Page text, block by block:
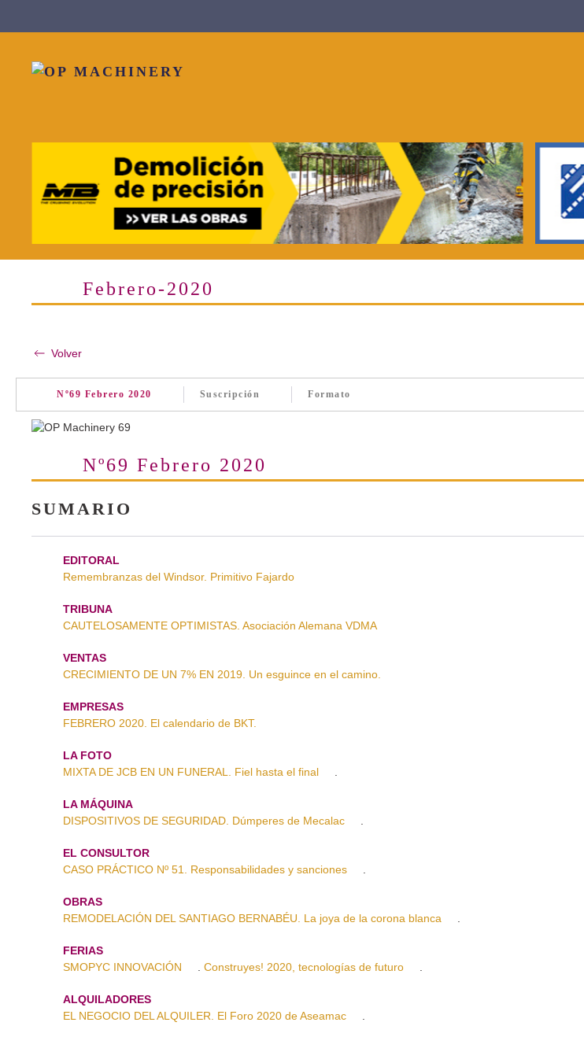
Febrero-2020
Volver
Nº69 Febrero 2020 Suscripción Formato
Nº69 Febrero 2020
SUMARIO
EDITORAL
Remembranzas del Windsor. Primitivo Fajardo
TRIBUNA
CAUTELOSAMENTE OPTIMISTAS. Asociación Alemana VDMA
VENTAS
CRECIMIENTO DE UN 7% EN 2019. Un esguince en el camino.
EMPRESAS
FEBRERO 2020. El calendario de BKT.
LA FOTO
MIXTA DE JCB EN UN FUNERAL. Fiel hasta el final
.
LA MÁQUINA
DISPOSITIVOS DE SEGURIDAD. Dúmperes de Mecalac
.
EL CONSULTOR
CASO PRÁCTICO Nº 51. Responsabilidades y sanciones
.
OBRAS
REMODELACIÓN DEL SANTIAGO BERNABÉU. La joya de la corona blanca
.
FERIAS
SMOPYC INNOVACIÓN
. Construyes! 2020, tecnologías de futuro .
ALQUILADORES
EL NEGOCIO DEL ALQUILER. El Foro 2020 de Aseamac
.